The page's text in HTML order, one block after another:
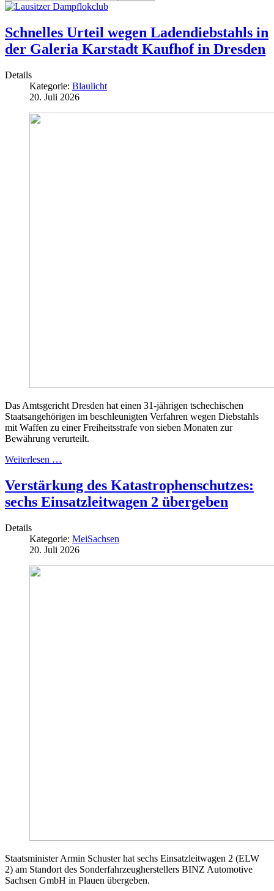
Schnelles Urteil wegen Ladendiebstahls in
der Galeria Karstadt Kaufhof in Dresden
Details
Kategorie: Blaulicht
20. Juli 2026
Das Amtsgericht Dresden hat einen 31-jährigen tschechischen
Staatsangehörigen im beschleunigten Verfahren wegen Diebstahls
mit Waffen zu einer Freiheitsstrafe von sieben Monaten zur
Bewährung verurteilt.
Weiterlesen …
Verstärkung des Katastrophenschutzes:
sechs Einsatzleitwagen 2 übergeben
Details
Kategorie: MeiSachsen
20. Juli 2026
Staatsminister Armin Schuster hat sechs Einsatzleitwagen 2 (ELW
2) am Standort des Sonderfahrzeugherstellers BINZ Automotive
Sachsen GmbH in Plauen übergeben.